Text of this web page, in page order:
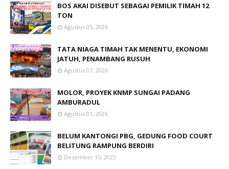
BOS AKAI DISEBUT SEBAGAI PEMILIK TIMAH 12
TON
Agustus 05, 2026
TATA NIAGA TIMAH TAK MENENTU, EKONOMI
JATUH, PENAMBANG RUSUH
Agustus 07, 2026
MOLOR, PROYEK KNMP SUNGAI PADANG
AMBURADUL
Agustus 01, 2026
BELUM KANTONGI PBG, GEDUNG FOOD COURT
BELITUNG RAMPUNG BERDIRI
Desember 15, 2023